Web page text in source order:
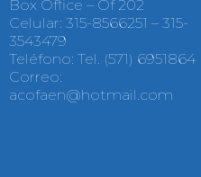
Box Office – Of 202
Celular: 315-8566251 – 315-
3543479
Teléfono: Tel. (571) 6951864
Correo:
acofaen@hotmail.com